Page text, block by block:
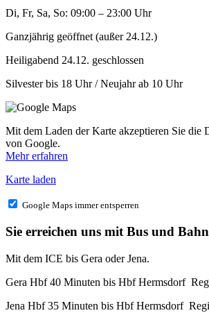
Di, Fr, Sa, So: 09:00 – 23:00 Uhr
Ganzjährig geöffnet (außer 24.12.)
Heiligabend 24.12. geschlossen
Silvester bis 18 Uhr / Neujahr ab 10 Uhr
Mit dem Laden der Karte akzeptieren Sie die
von Google.
Mehr erfahren
Karte laden
Google Maps immer entsperren
Sie erreichen uns mit Bus und Bahn
Mit dem ICE bis Gera oder Jena.
Gera Hbf 40 Minuten bis Hbf Hermsdorf
Jena Hbf 35 Minuten bis Hbf Hermsdorf